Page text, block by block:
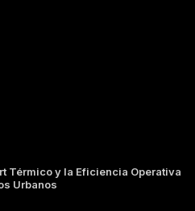
Térmico y la Eficiencia Operativa
Urbanos